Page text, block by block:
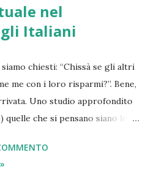
nel
Italiani
chiesti: “Chissà se gli altri
me con i loro risparmi?”. Bene,
Uno studio approfondito
che si pensano siano le
capaci solo di
invece pensa a quanto ci piace